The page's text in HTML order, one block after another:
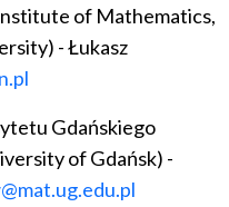
of Mathematics,
- Łukasz
Gdańskiego
of Gdańsk) -